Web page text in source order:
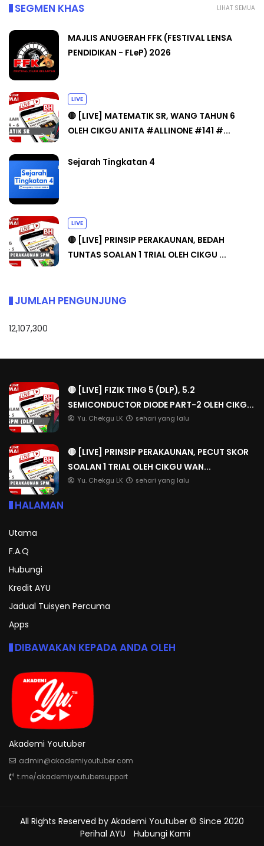
LIHAT SEMUA
SEGMEN KHAS
MAJLIS ANUGERAH FFK (FESTIVAL LENSA
PENDIDIKAN - FLeP) 2026
LIVE
🔴 [LIVE] MATEMATIK SR, WANG TAHUN 6
OLEH CIKGU ANITA #ALLINONE #141 #...
Sejarah Tingkatan 4
LIVE
🔴 [LIVE] PRINSIP PERAKAUNAN, BEDAH
TUNTAS SOALAN 1 TRIAL OLEH CIKGU ...
JUMLAH PENGUNJUNG
12,107,300
🔴 [LIVE] FIZIK TING 5 (DLP), 5.2
SEMICONDUCTOR DIODE PART-2 OLEH CIKG...
Yu. Chekgu LK sehari yang lalu
🔴 [LIVE] PRINSIP PERAKAUNAN, PECUT SKOR
SOALAN 1 TRIAL OLEH CIKGU WAN...
Yu. Chekgu LK sehari yang lalu
HALAMAN
Utama
F.A.Q
Hubungi
Kredit AYU
Jadual Tuisyen Percuma
Apps
DIBAWAKAN KEPADA ANDA OLEH
Akademi Youtuber
admin@akademiyoutuber.com
t.me/akademiyoutubersupport
All Rights Reserved by Akademi Youtuber © Since 2020
Perihal AYU
Hubungi Kami